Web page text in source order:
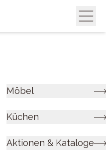
Möbel
Küchen
Aktionen & Kataloge